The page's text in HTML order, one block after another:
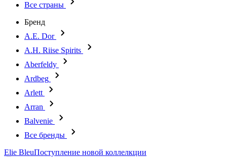
Все страны
Бренд
A.E. Dor
A.H. Riise Spirits
Aberfeldy
Ardbeg
Arlett
Arran
Balvenie
Все бренды
Elie BleuПоступление новой коллелкции